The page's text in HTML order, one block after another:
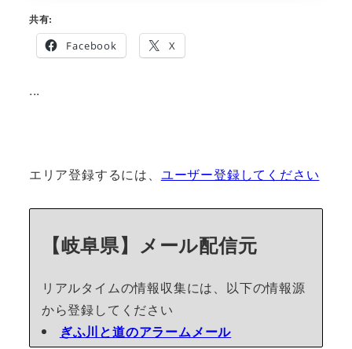
共有:
Facebook
X
...
エリア登録するには、 ユーザー登録してください
【岐阜県】メール配信元
リアルタイムの情報収集には、以下の情報源
から登録してください
ぎふ川と道のアラームメール